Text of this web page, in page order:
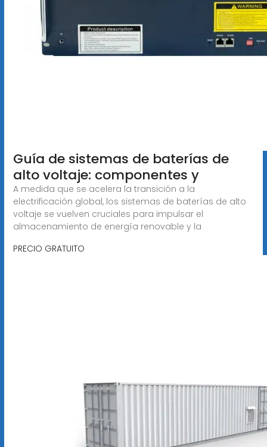
Guía de sistemas de baterías de
alto voltaje: componentes y
A medida que se acelera la transición a la
electrificación global, los sistemas de baterías de alto
voltaje se vuelven cruciales para impulsar el
almacenamiento de energía renovable y la
PRECIO GRATUITO